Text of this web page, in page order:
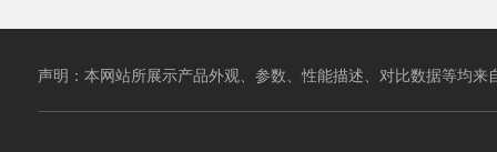
声明：本网站所展示产品外观、参数、性能描述、对比数据等均